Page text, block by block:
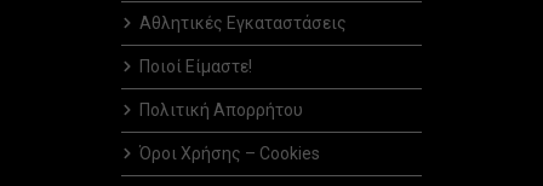
Αθλητικές Εγκαταστάσεις
Ποιοί Είμαστε!
Πολιτική Απορρήτου
Όροι Χρήσης – Cookies